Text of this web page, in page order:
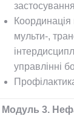
застосування
мульти-,
управлінні
Модуль 3.